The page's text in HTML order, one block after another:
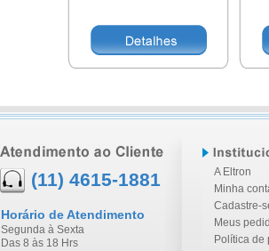
(11) 4615-1881
Horário de Atendimento
Segunda à Sexta
Das 8 às 18 Hrs
A Eltron
Minha
Cadastre-
Meus
Política de